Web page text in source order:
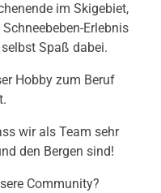
im Skigebiet,
Erlebnis
Spaß dabei.
Hobby zum Beruf
wir als Team sehr
den Bergen sind!
Community?